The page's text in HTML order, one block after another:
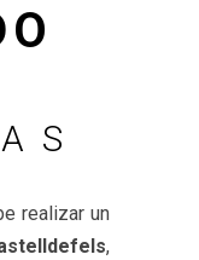
realizar un
,